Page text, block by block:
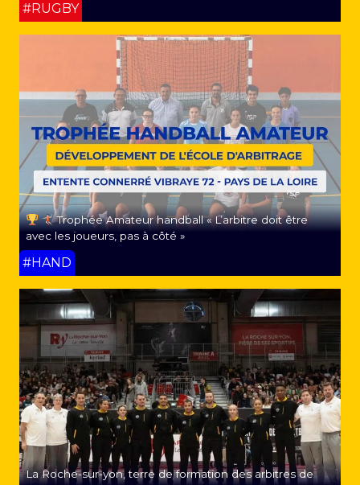
#RUGBY
Trophée Amateur handball « L’arbitre doit être
avec les joueurs, pas à côté »
#HAND
La Roche-sur-yon, terre de formation des arbitres de